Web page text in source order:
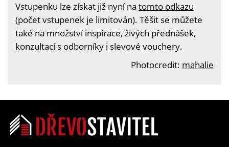
Vstupenku lze získat již nyní na tomto odkazu
(počet vstupenek je limitován). Těšit se můžete
také na množství inspirace, živých přednášek,
konzultací s odborníky i slevové vouchery.
Photocredit: mahalie